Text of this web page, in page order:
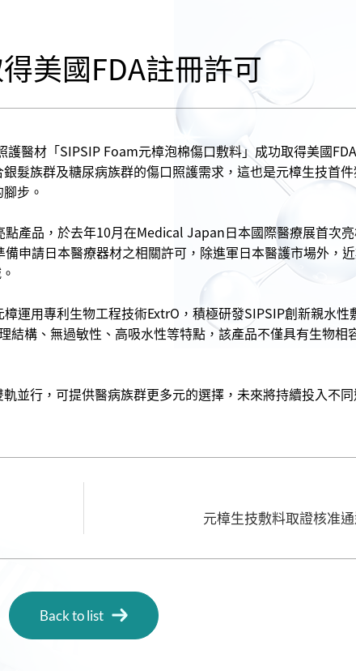
美國FDA註冊許可
醫材「SIPSIP Foam元樟泡棉傷口敷料」成功取得美國
髮族群及糖尿病族群的傷口照護需求，這也是元樟生技首
步。
產品，於去年10月在Medical Japan日本國際醫療展首次
申請日本醫療器材之相關許可，除進軍日本醫護市場外，
運用專利生物工程技術ExtrO，積極研發SIPSIP創新親水
構、無過敏性、高吸水性等特點，該產品不僅具有生物相
並行，可提供醫病族群更多元的選擇，未來將持續投入不
元樟生技敷料取證核准
Back to list